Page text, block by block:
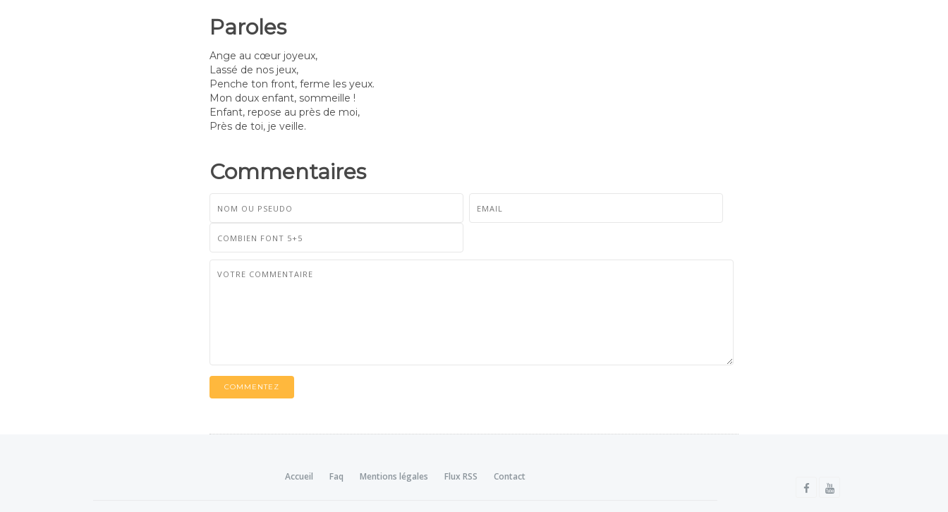
Paroles
Ange au cœur joyeux,
Lassé de nos jeux,
Penche ton front, ferme les yeux.
Mon doux enfant, sommeille !
Enfant, repose au près de moi,
Près de toi, je veille.
Commentaires
COMMENTEZ
Accueil Faq Mentions légales Flux RSS Contact